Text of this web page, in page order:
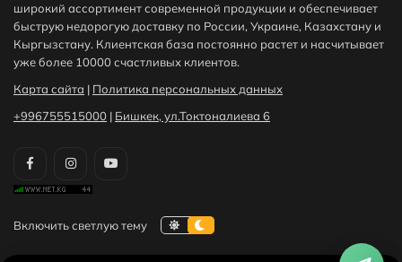
широкий ассортимент современной продукции и обеспечивает
быструю недорогую доставку по России, Украине, Казахстану и
Кыргызстану. Клиентская база постоянно растет и насчитывает
уже более 10000 счастливых клиентов.
Карта сайта | Политика персональных данных
+996755515000 | Бишкек, ул.Токтоналиева 6